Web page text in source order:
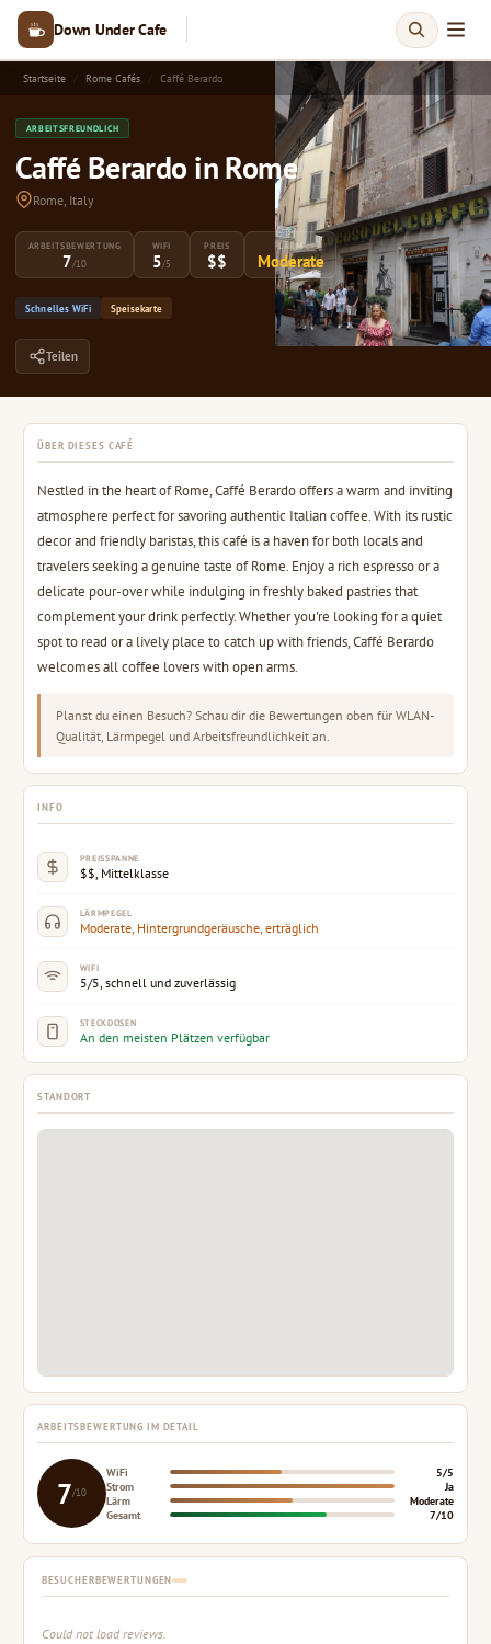
Down Under Cafe
Startseite Rome Cafés Caffé Berardo
ARBEITSFREUNDLICH
Caffé Berardo in Rome
Rome, Italy
ARBEITSBEWERTUNG
7/10
WIFI
5/5
PREIS
$$
LÄRM
Moderate
Schnelles WiFi Speisekarte
Teilen
ÜBER DIESES CAFÉ
Nestled in the heart of Rome, Caffé Berardo offers a warm and inviting
atmosphere perfect for savoring authentic Italian coffee. With its rustic
decor and friendly baristas, this café is a haven for both locals and
travelers seeking a genuine taste of Rome. Enjoy a rich espresso or a
delicate pour-over while indulging in freshly baked pastries that
complement your drink perfectly. Whether you're looking for a quiet
spot to read or a lively place to catch up with friends, Caffé Berardo
welcomes all coffee lovers with open arms.
Planst du einen Besuch? Schau dir die Bewertungen oben für WLAN-
Qualität, Lärmpegel und Arbeitsfreundlichkeit an.
INFO
PREISSPANNE
$$, Mittelklasse
LÄRMPEGEL
Moderate, Hintergrundgeräusche, erträglich
WIFI
5/5, schnell und zuverlässig
STECKDOSEN
An den meisten Plätzen verfügbar
STANDORT
ARBEITSBEWERTUNG IM DETAIL
7/10
WiFi
5/5
Strom
Ja
Lärm
Moderate
Gesamt
7/10
BESUCHERBEWERTUNGEN
Could not load reviews.